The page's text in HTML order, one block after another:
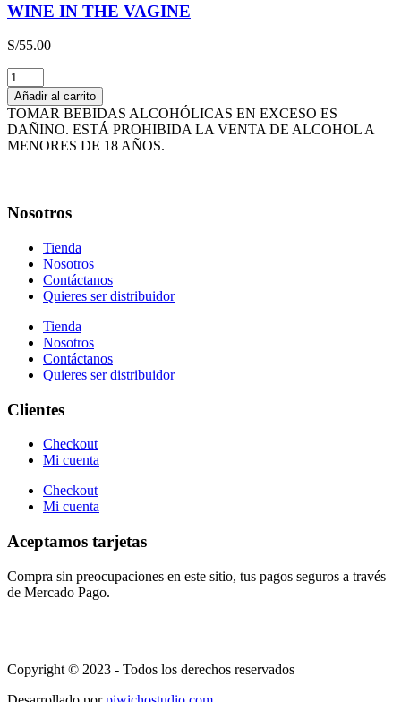
WINE IN THE VAGINE
S/55.00
WINE
IN
THE
VAGINE
cantidad
Añadir al carrito
TOMAR BEBIDAS ALCOHÓLICAS EN EXCESO ES
DAÑINO. ESTÁ PROHIBIDA LA VENTA DE ALCOHOL A
MENORES DE 18 AÑOS.
Nosotros
Tienda
Nosotros
Contáctanos
Quieres ser distribuidor
Tienda
Nosotros
Contáctanos
Quieres ser distribuidor
Clientes
Checkout
Mi cuenta
Checkout
Mi cuenta
Aceptamos tarjetas
Compra sin preocupaciones en este sitio, tus pagos seguros a través
de Mercado Pago.
Copyright © 2023 - Todos los derechos reservados